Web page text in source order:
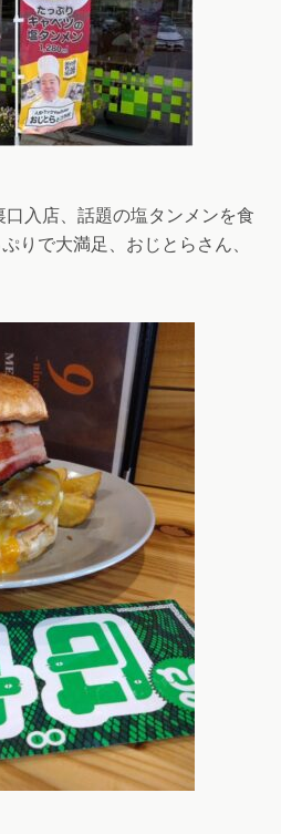
入店、話題の塩タンメンを食
りで大満足、おじとらさん、